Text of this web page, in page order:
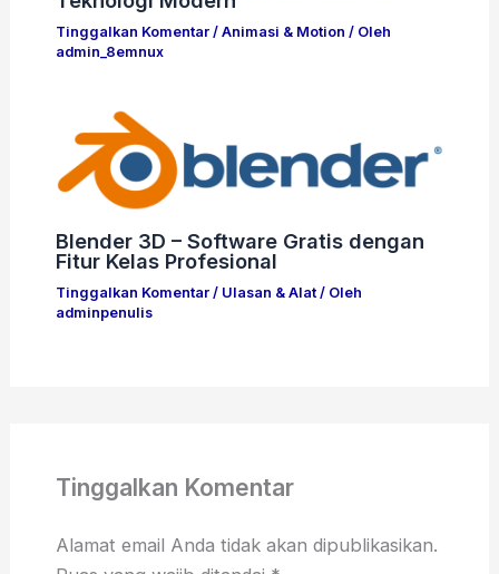
Tinggalkan Komentar / Animasi & Motion / Oleh
admin_8emnux
Blender 3D – Software Gratis dengan
Fitur Kelas Profesional
Tinggalkan Komentar / Ulasan & Alat/ Oleh
adminpenulis
Tinggalkan Komentar
Alamat email Anda tidak akan dipublikasikan.